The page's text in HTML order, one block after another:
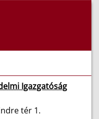
Igazgatóság
tér 1.